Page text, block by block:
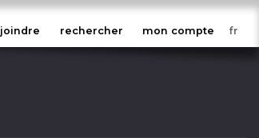
rechercher mon compte